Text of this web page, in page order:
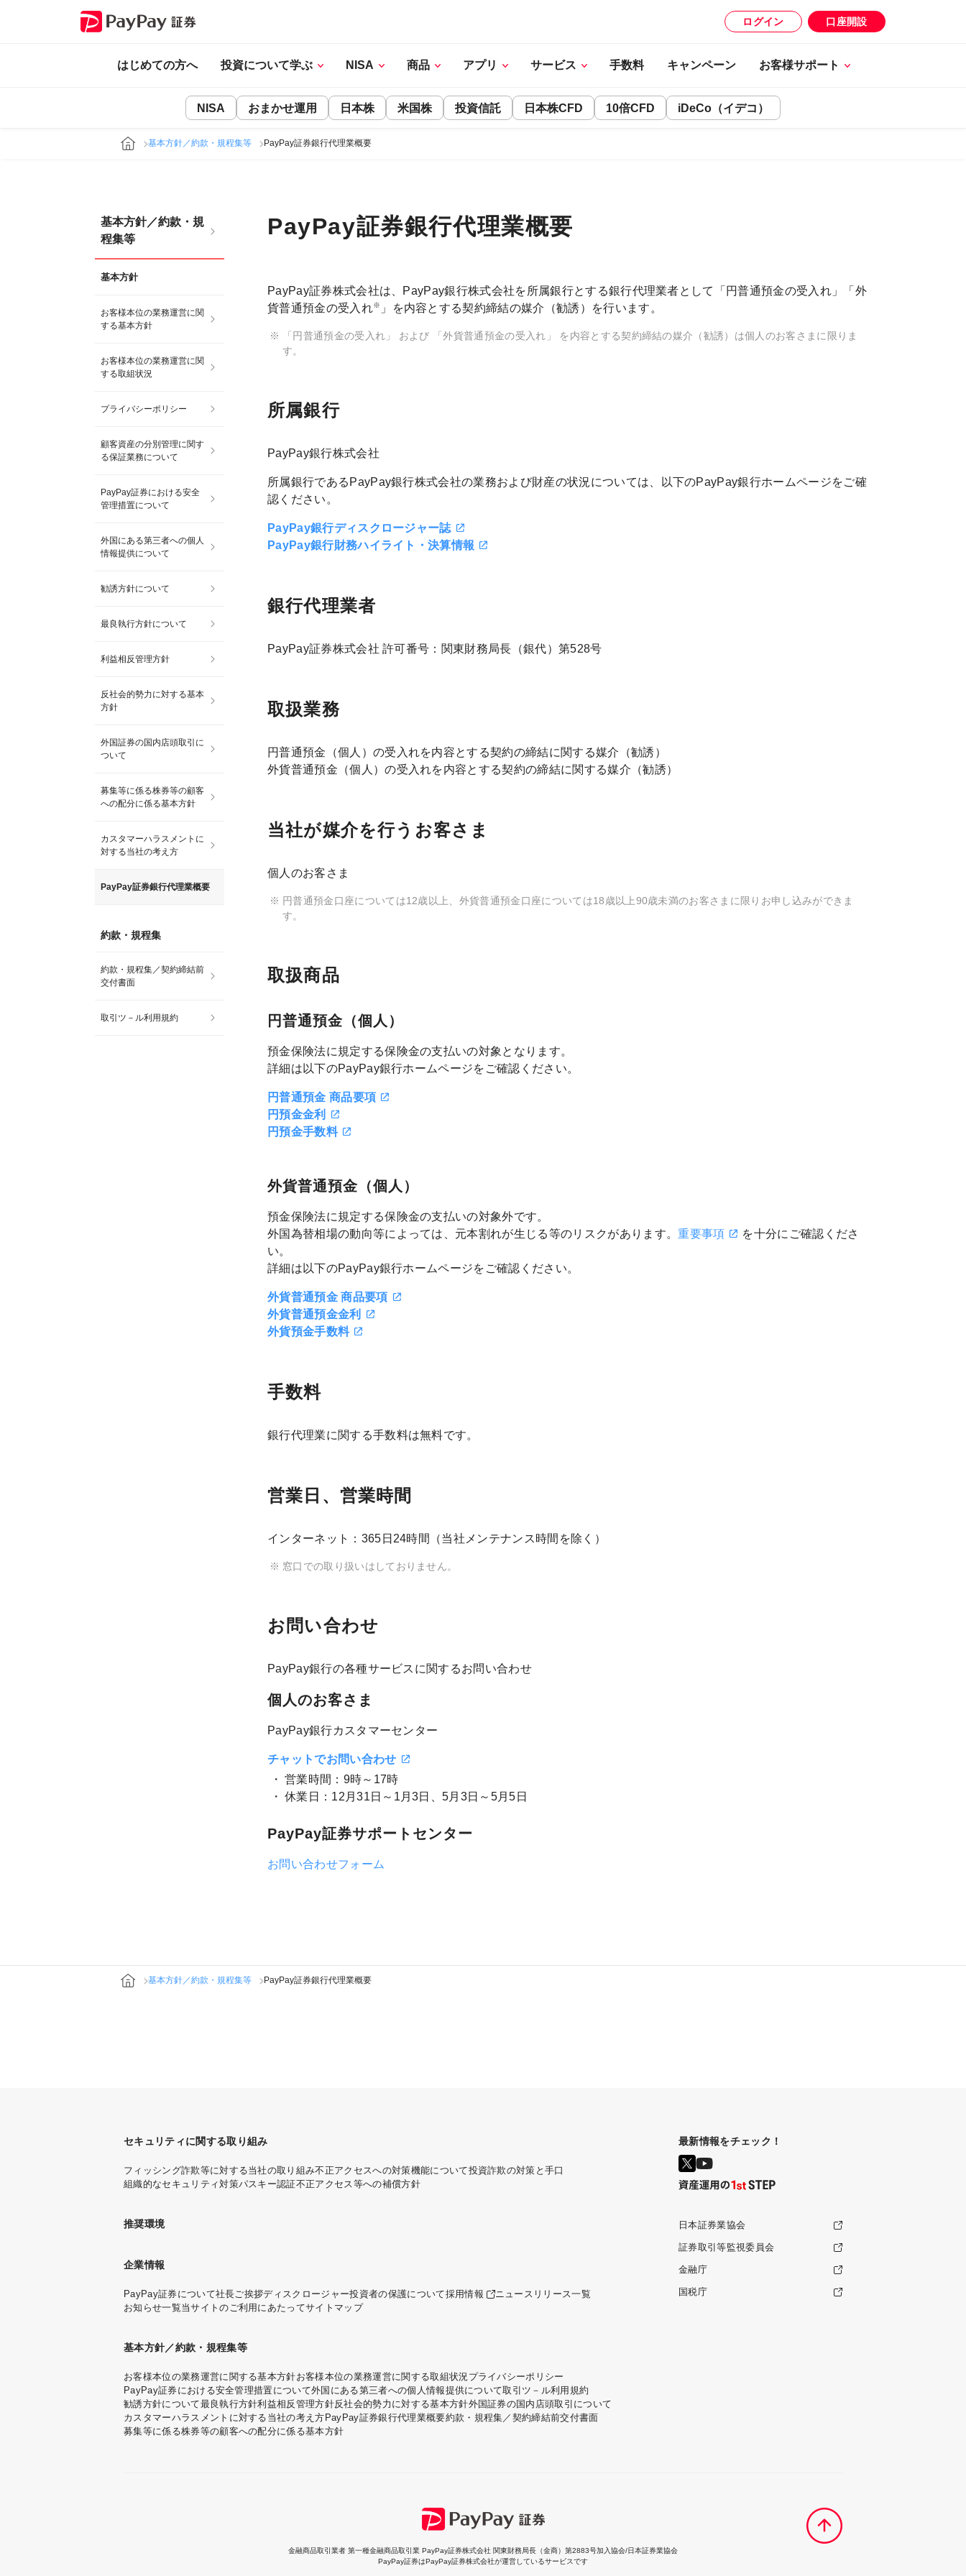
ログイン 口座開設
はじめての方へ 投資について学ぶ NISA 商品 アプリ サービス 手数料 キャンペーン お客様サポート
NISA おまかせ運用 日本株 米国株 投資信託 日本株CFD 10倍CFD iDeCo（イデコ）
基本方針／約款・規程集等 PayPay証券銀行代理業概要
基本方針／約款・規
程集等
基本方針
お客様本位の業務運営に関
する基本方針
お客様本位の業務運営に関
する取組状況
プライバシーポリシー
顧客資産の分別管理に関す
る保証業務について
PayPay証券における安全
管理措置について
外国にある第三者への個人
情報提供について
勧誘方針について
最良執行方針について
利益相反管理方針
反社会的勢力に対する基本
方針
外国証券の国内店頭取引に
ついて
募集等に係る株券等の顧客
への配分に係る基本方針
カスタマーハラスメントに
対する当社の考え方
PayPay証券銀行代理業概要
約款・規程集
約款・規程集／契約締結前
交付書面
取引ツ－ル利用規約
PayPay証券銀行代理業概要
PayPay証券株式会社は、PayPay銀行株式会社を所属銀行とする銀行代理業者として「円普通預金の受入れ」「外
貨普通預金の受入れ※ 」を内容とする契約締結の媒介（勧誘）を行います。
「円普通預金の受入れ」 および 「外貨普通預金の受入れ」 を内容とする契約締結の媒介（勧誘）は個人のお客さまに限りま
す。
所属銀行
PayPay銀行株式会社
所属銀行であるPayPay銀行株式会社の業務および財産の状況については、以下のPayPay銀行ホームページをご確
認ください。
PayPay銀行ディスクロージャー誌
PayPay銀行財務ハイライト・決算情報
銀行代理業者
PayPay証券株式会社 許可番号：関東財務局長（銀代）第528号
取扱業務
円普通預金（個人）の受入れを内容とする契約の締結に関する媒介（勧誘）
外貨普通預金（個人）の受入れを内容とする契約の締結に関する媒介（勧誘）
当社が媒介を行うお客さま
個人のお客さま
円普通預金口座については12歳以上、外貨普通預金口座については18歳以上90歳未満のお客さまに限りお申し込みができま
す。
取扱商品
円普通預金（個人）
預金保険法に規定する保険金の支払いの対象となります。
詳細は以下のPayPay銀行ホームページをご確認ください。
円普通預金 商品要項
円預金金利
円預金手数料
外貨普通預金（個人）
預金保険法に規定する保険金の支払いの対象外です。
外国為替相場の動向等によっては、元本割れが生じる等のリスクがあります。重要事項
を十分にご確認くださ
い。
詳細は以下のPayPay銀行ホームページをご確認ください。
外貨普通預金 商品要項
外貨普通預金金利
外貨預金手数料
手数料
銀行代理業に関する手数料は無料です。
営業日、営業時間
インターネット：365日24時間（当社メンテナンス時間を除く）
窓口での取り扱いはしておりません。
お問い合わせ
PayPay銀行の各種サービスに関するお問い合わせ
個人のお客さま
PayPay銀行カスタマーセンター
チャットでお問い合わせ
営業時間：9時～17時
休業日：12月31日～1月3日、5月3日～5月5日
PayPay証券サポートセンター
お問い合わせフォーム
基本方針／約款・規程集等 PayPay証券銀行代理業概要
セキュリティに関する取り組み
フィッシング詐欺等に対する当社の取り組み不正アクセスへの対策機能について投資詐欺の対策と手口
組織的なセキュリティ対策パスキー認証不正アクセス等への補償方針
推奨環境
企業情報
PayPay証券について社長ご挨拶ディスクロージャー投資者の保護について採用情報
ニュースリリース一覧
お知らせ一覧当サイトのご利用にあたってサイトマップ
基本方針／約款・規程集等
お客様本位の業務運営に関する基本方針お客様本位の業務運営に関する取組状況プライバシーポリシー
PayPay証券における安全管理措置について外国にある第三者への個人情報提供について取引ツ－ル利用規約
勧誘方針について最良執行方針利益相反管理方針反社会的勢力に対する基本方針外国証券の国内店頭取引について
カスタマーハラスメントに対する当社の考え方 PayPay証券銀行代理業概要約款・規程集／契約締結前交付書面
募集等に係る株券等の顧客への配分に係る基本方針
最新情報をチェック！
日本証券業協会
証券取引等監視委員会
金融庁
国税庁
金融商品取引業者 第一種金融商品取引業 PayPay証券株式会社 関東財務局長（金商）第2883号加入協会/日本証券業協会
PayPay証券はPayPay証券株式会社が運営しているサービスです